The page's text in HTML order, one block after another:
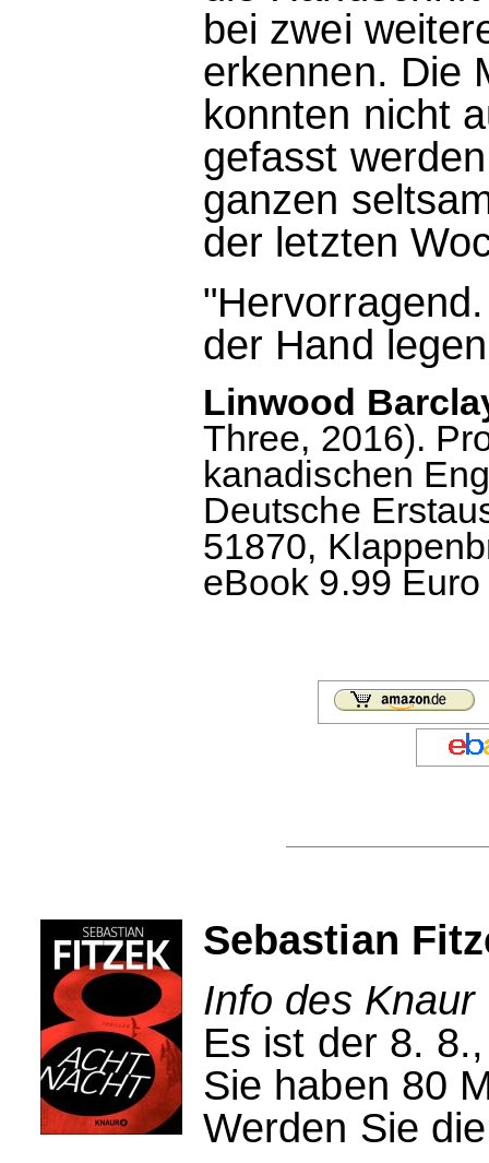
bei zwei
erkennen. Die
konnten nicht
gefasst
ganzen
der letzten
der Hand
Linwood
Three, 2016).
kanadischen
Deutsche
51870,
eBook 9.99
Sebastian
Info des Knaur
Es ist der 8.
Sie haben 80
Werden Sie